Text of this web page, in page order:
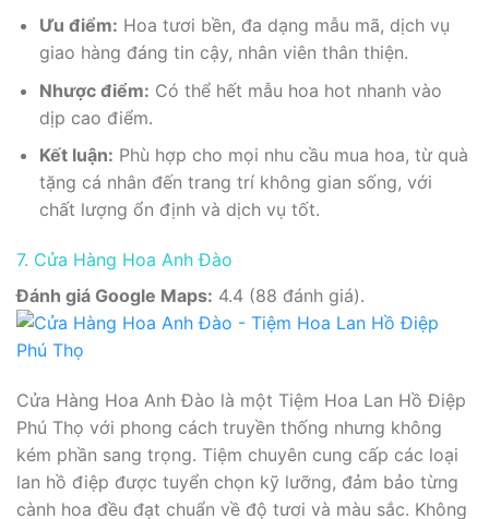
Ưu điểm: Hoa tươi bền, đa dạng mẫu mã, dịch vụ
giao hàng đáng tin cậy, nhân viên thân thiện.
Nhược điểm: Có thể hết mẫu hoa hot nhanh vào
dịp cao điểm.
Kết luận: Phù hợp cho mọi nhu cầu mua hoa, từ quà
tặng cá nhân đến trang trí không gian sống, với
chất lượng ổn định và dịch vụ tốt.
7. Cửa Hàng Hoa Anh Đào
Đánh giá Google Maps: 4.4 (88 đánh giá).
Cửa Hàng Hoa Anh Đào là một Tiệm Hoa Lan Hồ Điệp
Phú Thọ với phong cách truyền thống nhưng không
kém phần sang trọng. Tiệm chuyên cung cấp các loại
lan hồ điệp được tuyển chọn kỹ lưỡng, đảm bảo từng
cành hoa đều đạt chuẩn về độ tươi và màu sắc. Không